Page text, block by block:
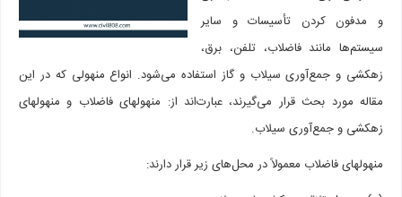
و مدفون کردن تأسیسات و سایر
سیستم‌ها مانند فاضلاب، تلفن، برق،
زهکشی و جمع‌آوری سیلاب و گاز استفاده می‌شود. انواع منهولی که در این
مقاله مورد بحث قرار می‌گیرند، عبارت‌اند از: منهول­های فاضلاب و منهول­های
زهکشی و جمع‌آوری سیلاب.
منهول­های فاضلاب معمولاً در محل‌های زیر قرار دارند: